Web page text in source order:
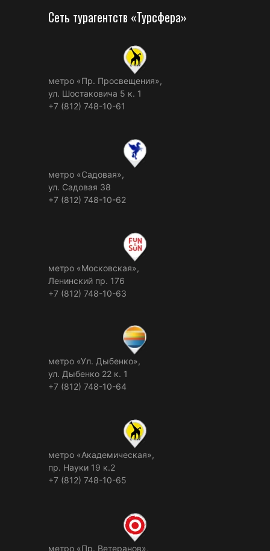
Сеть турагентств «Турсфера»
метро «Пр. Просвещения»,
ул. Шостаковича 5 к. 1
+7 (812) 748-10-61
метро «Садовая»,
ул. Садовая 38
+7 (812) 748-10-62
метро «Московская»,
Ленинский пр. 176
+7 (812) 748-10-63
метро «Ул. Дыбенко»,
ул. Дыбенко 22 к. 1
+7 (812) 748-10-64
метро «Академическая»,
пр. Науки 19 к.2
+7 (812) 748-10-65
метро «Пр. Ветеранов»,